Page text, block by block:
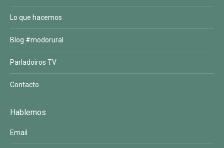
Lo que hacemos
Blog #modorural
Parladoiros TV
Contacto
Hablemos
Email